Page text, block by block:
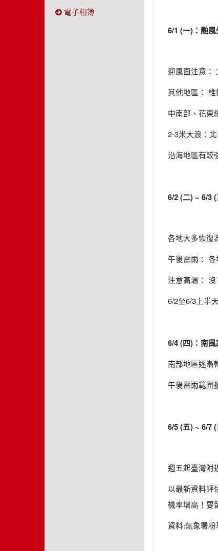
6/1 (一) ：颱
迎風面注意：
其他地區： 維
中南部、花東
2-3米大浪：
沿海地區有較
6/2 (二) ~ 6/3 (
各地大多恢復
午後雷雨： 各
注意高溫： 沒
6/2至6/3 上半
6/4 (四) ：南
南部地區逐漸
午後雷雨範圍
6/5 (五) ~ 6/7 (
週五起臺灣附
以最新資料評
機率增高！要
資料:氣象署粉
電子相簿